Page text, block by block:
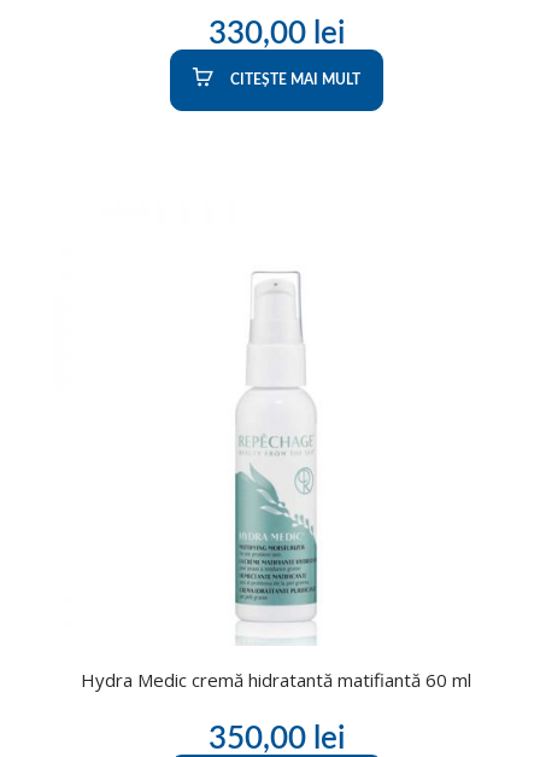
330,00 lei
CITEȘTE MAI MULT
Hydra Medic cremă hidratantă matifiantă 60 ml
350,00 lei